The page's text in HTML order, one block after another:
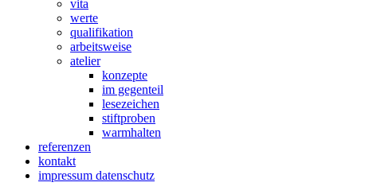
vita
werte
qualifikation
arbeitsweise
atelier
konzepte
im gegenteil
lesezeichen
stiftproben
warmhalten
referenzen
kontakt
impressum datenschutz